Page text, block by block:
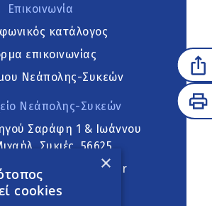
Επικοινωνία
κατάλογος
επικοινωνίας
Νεάπολης-Συκεών
Νεάπολης-Συκεών
Σαράφη 1 & Ιωάννου
Συκιές, 56625
Ακολουθήστε
×
cookies